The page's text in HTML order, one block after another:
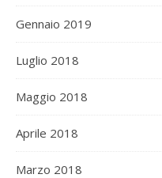
Gennaio 2019
Luglio 2018
Maggio 2018
Aprile 2018
Marzo 2018